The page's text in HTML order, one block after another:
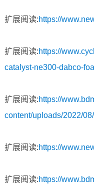
扩展阅读:https://
扩展阅读:https://
catalyst-ne300-dabco-
扩展阅读:https://
content/uploads/2022/
扩展阅读:https://
扩展阅读:https://